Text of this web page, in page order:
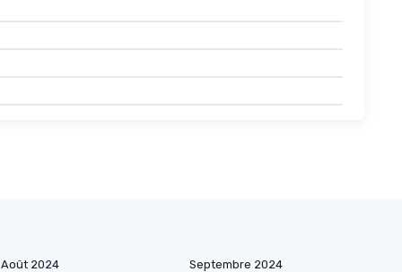
Août 2024
Septembre 2024